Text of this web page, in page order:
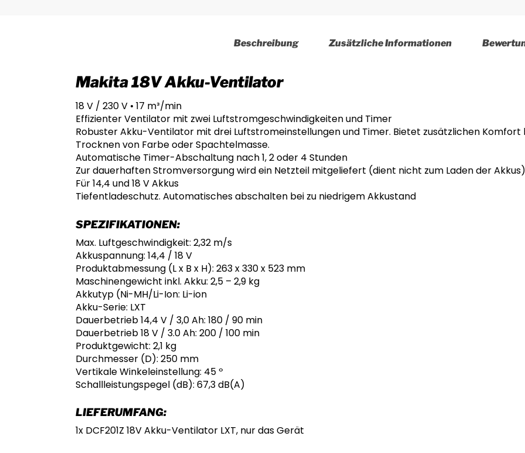
Beschreibung Zusätzliche Informationen
Makita 18V Akku-Ventilator
18 V / 230 V • 17 m³/min
Effizienter Ventilator mit zwei Luftstromgeschwindigkeiten und Timer
Robuster Akku-Ventilator mit drei Luftstromeinstellungen und Timer. Bietet zusätzlichen
Trocknen von Farbe oder Spachtelmasse.
Automatische Timer-Abschaltung nach 1, 2 oder 4 Stunden
Zur dauerhaften Stromversorgung wird ein Netzteil mitgeliefert (dient nicht zum Laden der Akkus)
Für 14,4 und 18 V Akkus
Tiefentladeschutz. Automatisches abschalten bei zu niedrigem Akkustand
SPEZIFIKATIONEN:
Max. Luftgeschwindigkeit: 2,32 m/s
Akkuspannung: 14,4 / 18 V
Produktabmessung (L x B x H): 263 x 330 x 523 mm
Maschinengewicht inkl. Akku: 2,5 – 2,9 kg
Akkutyp (Ni-MH/Li-Ion: Li-ion
Akku-Serie: LXT
Dauerbetrieb 14,4 V / 3,0 Ah: 180 / 90 min
Dauerbetrieb 18 V / 3.0 Ah: 200 / 100 min
Produktgewicht: 2,1 kg
Durchmesser (D): 250 mm
Vertikale Winkeleinstellung: 45 º
Schallleistungspegel (dB): 67,3 dB(A)
LIEFERUMFANG:
1x DCF201Z 18V Akku-Ventilator LXT, nur das Gerät